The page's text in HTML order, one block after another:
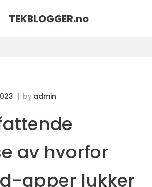
TEKBLOGGER.no
by admin
av hvorfor
apper lukker